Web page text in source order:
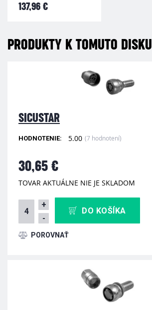
137,96 €
PRODUKTY K TOMUTO DISKU
SICUSTAR
HODNOTENIE: 5.00 (7 hodnotení)
30,65 €
TOVAR AKTUÁLNE NIE JE SKLADOM
+
-
DO KOŠÍKA